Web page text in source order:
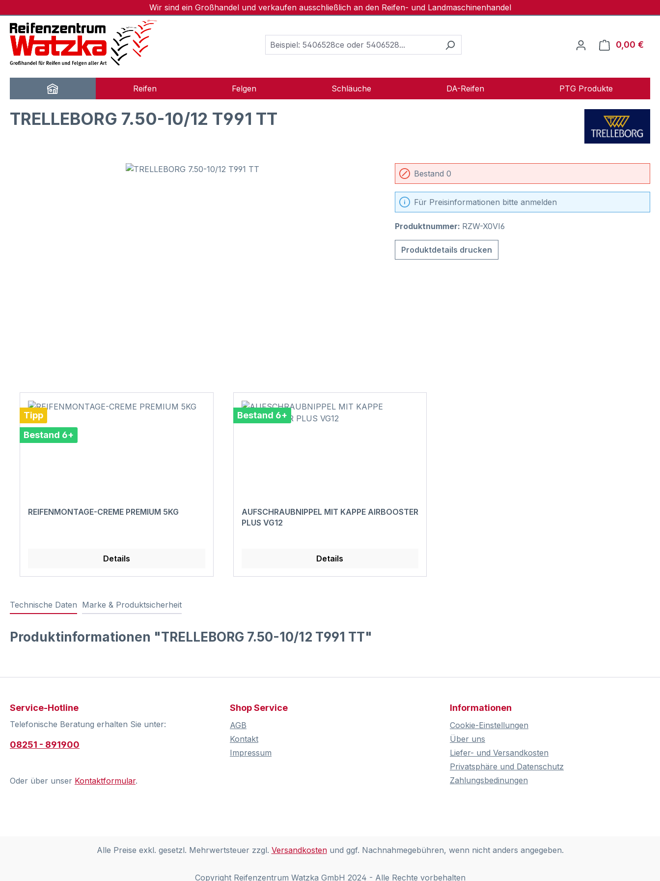
Wir sind ein Großhandel und verkaufen ausschließlich an den Reifen- und Landmaschinenhandel
0,00 €
Reifen Felgen Schläuche DA-Reifen PTG Produkte
TRELLEBORG 7.50-10/12 T991 TT
Bestand 0
Für Preisinformationen bitte anmelden
Produktnummer: RZW-X0VI6
Produktdetails drucken
Tipp
Bestand 6+
REIFENMONTAGE-CREME PREMIUM 5KG
Details
Bestand 6+
AUFSCHRAUBNIPPEL MIT KAPPE AIRBOOSTER
PLUS VG12
Details
Technische Daten Marke & Produktsicherheit
Produktinformationen "TRELLEBORG 7.50-10/12 T991 TT"
Service-Hotline
Telefonische Beratung erhalten Sie unter:
08251 - 891900
Oder über unser Kontaktformular.
Shop Service
AGB
Kontakt
Impressum
Informationen
Cookie-Einstellungen
Über uns
Liefer- und Versandkosten
Privatsphäre und Datenschutz
Zahlungsbedinungen
Alle Preise exkl. gesetzl. Mehrwertsteuer zzgl. Versandkostenund ggf. Nachnahmegebühren, wenn nicht anders angegeben.
Copyright Reifenzentrum Watzka GmbH 2024 - Alle Rechte vorbehalten